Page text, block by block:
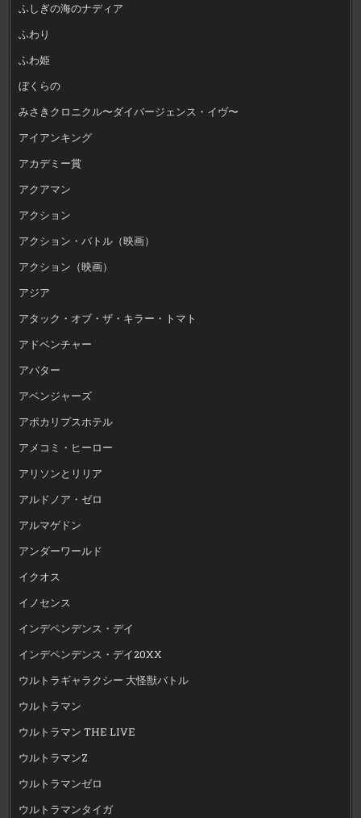
ふしぎの海のナディア
ふわり
ふわ姫
ぼくらの
みさきクロニクル〜ダイバージェンス・イヴ〜
アイアンキング
アカデミー賞
アクアマン
アクション
アクション・バトル（映画）
アクション（映画）
アジア
アタック・オブ・ザ・キラー・トマト
アドベンチャー
アバター
アベンジャーズ
アポカリプスホテル
アメコミ・ヒーロー
アリソンとリリア
アルドノア・ゼロ
アルマゲドン
アンダーワールド
イクオス
イノセンス
インデペンデンス・デイ
インデペンデンス・デイ20XX
ウルトラギャラクシー 大怪獣バトル
ウルトラマン
ウルトラマン THE LIVE
ウルトラマンZ
ウルトラマンゼロ
ウルトラマンタイガ